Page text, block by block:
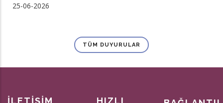
25-06-2026
TÜM DUYURULAR
İLETİŞİM HIZLI